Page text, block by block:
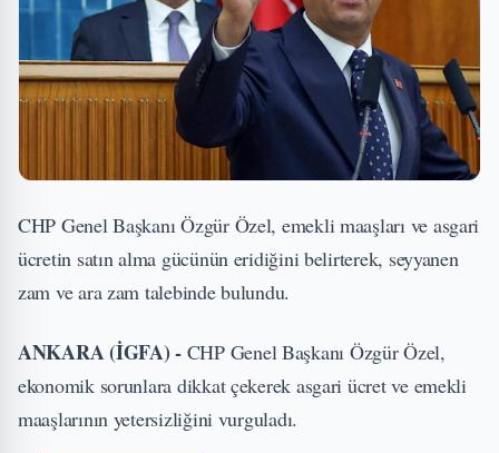
CHP Genel Başkanı Özgür Özel, emekli maaşları ve asgari
ücretin satın alma gücünün eridiğini belirterek, seyyanen
zam ve ara zam talebinde bulundu.
ANKARA (İGFA) - CHP Genel Başkanı Özgür Özel,
ekonomik sorunlara dikkat çekerek asgari ücret ve emekli
maaşlarının yetersizliğini vurguladı.